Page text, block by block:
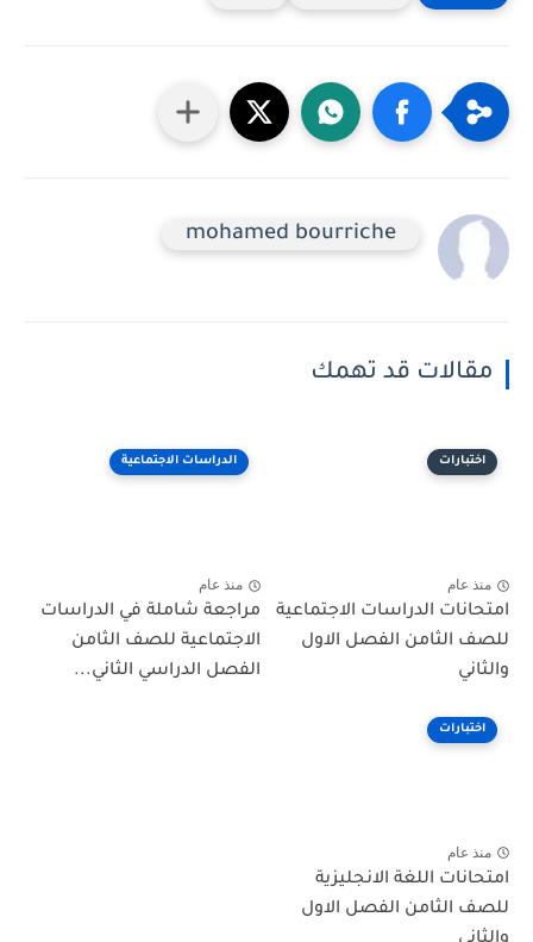
mohamed bourriche
مقالات قد تهمك
اختبارات
منذ عام
امتحانات الدراسات الاجتماعية
للصف الثامن الفصل الاول
والثاني
الدراسات الاجتماعية
منذ عام
مراجعة شاملة في الدراسات
الاجتماعية للصف الثامن
الفصل الدراسي الثاني...
اختبارات
منذ عام
امتحانات اللغة الانجليزية
للصف الثامن الفصل الاول